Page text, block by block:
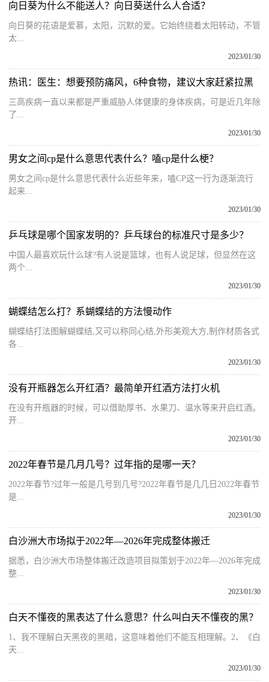
向日葵为什么不能送人？向日葵送什么人合适？
向日葵的花语是爱慕，太阳，沉默的爱。它始终绕着太阳转动，不管
太...
2023/01/30
热讯：医生：想要预防痛风，6种食物，建议大家赶紧拉黑
三高疾病一直以来都是严重威胁人体健康的身体疾病，可是近几年除
了...
2023/01/30
男女之间cp是什么意思代表什么？嗑cp是什么梗？
男女之间cp是什么意思代表什么近些年来，嗑CP这一行为逐渐流行
起来...
2023/01/30
乒乓球是哪个国家发明的？乒乓球台的标准尺寸是多少？
中国人最喜欢玩什么球?有人说是篮球，也有人说足球，但显然在这
两个...
2023/01/30
蝴蝶结怎么打？系蝴蝶结的方法慢动作
蝴蝶结打法图解蝴蝶结,又可以称同心结,外形美观大方,制作材质各式
各...
2023/01/30
没有开瓶器怎么开红酒？最简单开红酒方法打火机
在没有开瓶器的时候，可以借助厚书、水果刀、温水等来开启红酒。
开...
2023/01/30
2022年春节是几月几号？过年指的是哪一天？
2022年春节?过年一般是几号到几号?2022年春节是几几日2022年春节
是...
2023/01/30
白沙洲大市场拟于2022年—2026年完成整体搬迁
据悉，白沙洲大市场整体搬迁改造项目拟策划于2022年—2026年完成
整...
2023/01/30
白天不懂夜的黑表达了什么意思？什么叫白天不懂夜的黑？
1、我不理解白天黑夜的黑暗，这意味着他们不能互相理解。2、《白
天...
2023/01/30